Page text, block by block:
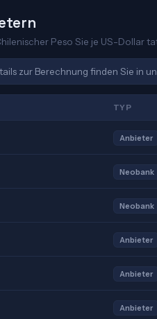
Peso Sie je US-Dollar
zur Berechnung finden Sie in
TYP
Anbieter
Neobank
Neobank
Anbieter
Anbieter
Anbieter